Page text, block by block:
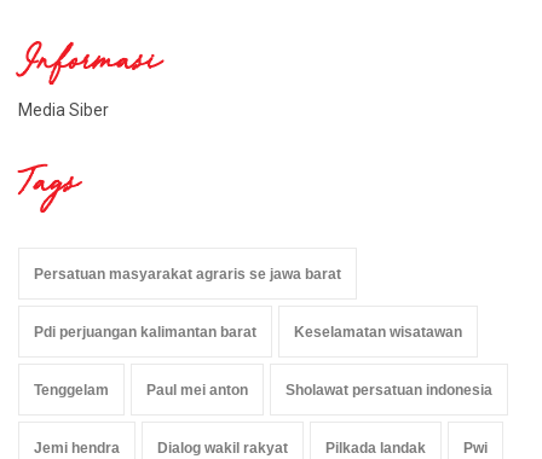
Informasi
Media Siber
Tags
Persatuan masyarakat agraris se jawa barat
Pdi perjuangan kalimantan barat Keselamatan wisatawan
Tenggelam Paul mei anton Sholawat persatuan indonesia
Jemi hendra Dialog wakil rakyat Pilkada landak Pwi